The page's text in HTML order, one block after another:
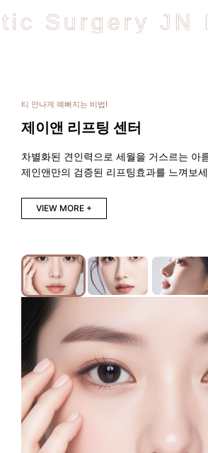
Surgery JN
티 안나게 예뻐지는 비법!
제이앤 리프팅 센터
차별화된 견인력으로 세월을 거스르는 아
제인앤만의 검증된 리프팅효과를 느껴보
VIEW MORE +